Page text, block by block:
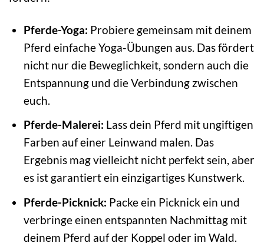
Pferde-Yoga: Probiere gemeinsam mit deinem
Pferd einfache Yoga-Übungen aus. Das fördert
nicht nur die Beweglichkeit, sondern auch die
Entspannung und die Verbindung zwischen
euch.
Pferde-Malerei: Lass dein Pferd mit ungiftigen
Farben auf einer Leinwand malen. Das
Ergebnis mag vielleicht nicht perfekt sein, aber
es ist garantiert ein einzigartiges Kunstwerk.
Pferde-Picknick: Packe ein Picknick ein und
verbringe einen entspannten Nachmittag mit
deinem Pferd auf der Koppel oder im Wald.